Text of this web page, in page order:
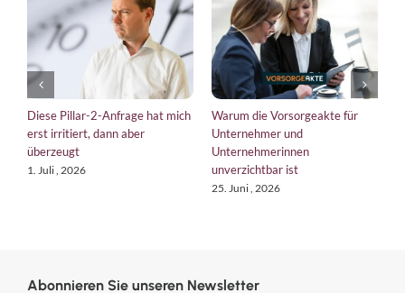
Diese Pillar-2-Anfrage hat mich
erst irritiert, dann aber
überzeugt
1. Juli , 2026
Warum die Vorsorgeakte für
Unternehmer und
Unternehmerinnen
unverzichtbar ist
25. Juni , 2026
Abonnieren Sie unseren Newsletter